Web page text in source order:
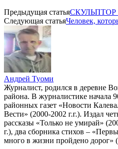
Предыдущая статья
Следующая статьяЧеловек,
Андрей Туоми
Журналист, родился в деревне
района. В журналистике начала
районных газет «Новости
Вести» (2000-2002 г.г.). Издал
рассказы «Только не умирай»
г.), два сборника стихов –
много в жизни пройдено дорог»